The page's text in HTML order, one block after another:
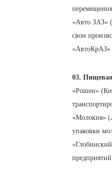
«Авто ЗАЗ»
свои
«АвтоКрАЗ»
03.
«Рошен»
«Молокия»
упаковки